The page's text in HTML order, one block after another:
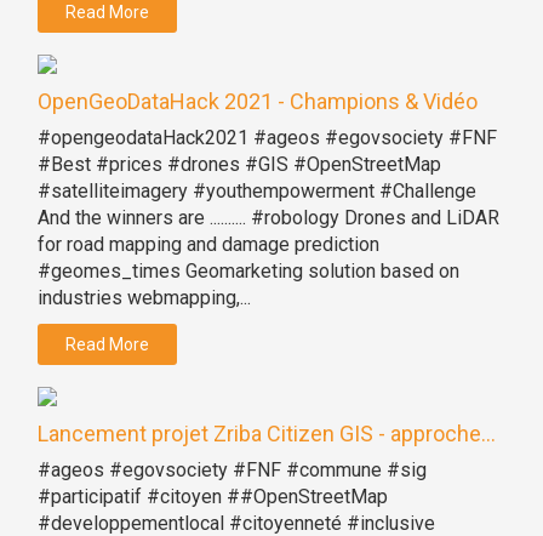
Read More
OpenGeoDataHack 2021 - Champions & Vidéo
#opengeodataHack2021 #ageos #egovsociety #FNF
#Best #prices #drones #GIS #OpenStreetMap
#satelliteimagery #youthempowerment #Challenge
And the winners are .......... #robology Drones and LiDAR
for road mapping and damage prediction
#geomes_times Geomarketing solution based on
industries webmapping,...
Read More
Lancement projet Zriba Citizen GIS - approche...
#ageos #egovsociety #FNF #commune #sig
#participatif #citoyen ##OpenStreetMap
#developpementlocal #citoyenneté #inclusive